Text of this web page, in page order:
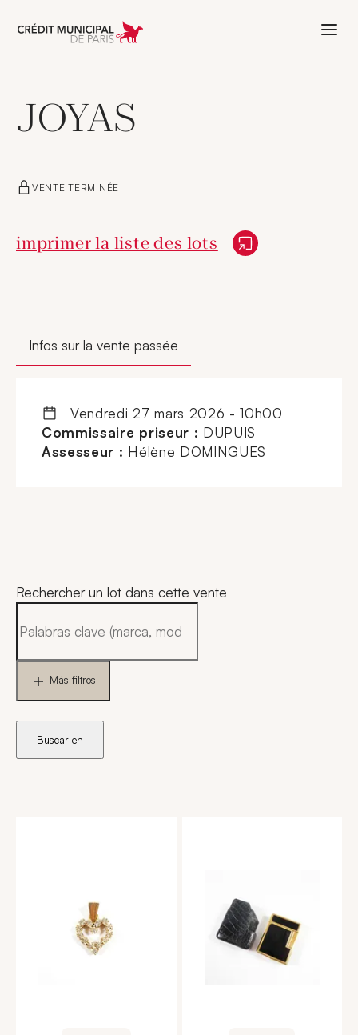
Aller à l'accueil de Crédit Municipal
JOYAS
VENTE TERMINÉE
Nouvelle fenêtre
imprimer la liste des lots
Infos sur la vente passée
vendredi 27 mars 2026 - 10h00
Commissaire priseur : DUPUIS
Assesseur : Hélène DOMINGUES
Rechercher un lot dans cette vente
Más filtros
Buscar en